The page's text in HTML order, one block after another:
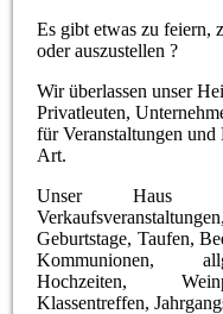
Es gibt etwas zu feiern,
oder auszustellen ?
Wir überlassen unser
Privatleuten,
für Veranstaltungen und
Art.
Unser Haus
Geburtstage, Taufen,
Kommunionen,
Hochzeiten,
Klassentreffen,